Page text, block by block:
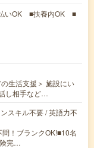
いOK ■扶養内OK ■
生活支援＞ 施設にい
し相手など…
スキル不要 / 英語力不
！ブランクOK!■10名
完…